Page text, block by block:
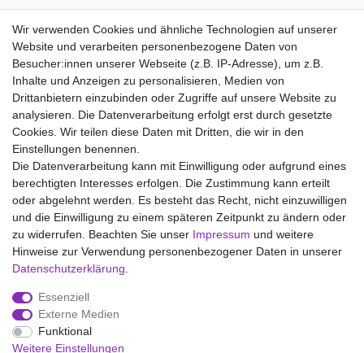
Material:
90% Modal
10% Elastan
Wir liefern mit DHL (auch Samstags)
Kostenloser Versand
14 Tage Rückgaberecht
Impressum Daten­schutz­erklärung AGB
Widerrufs­recht
Wir verwenden Cookies und ähnliche Technologien auf unserer
Website und verarbeiten personenbezogene Daten von
Besucher:innen unserer Webseite (z.B. IP-Adresse), um z.B.
Inhalte und Anzeigen zu personalisieren, Medien von
Drittanbietern einzubinden oder Zugriffe auf unsere Website zu
analysieren. Die Datenverarbeitung erfolgt erst durch gesetzte
Cookies. Wir teilen diese Daten mit Dritten, die wir in den
Einstellungen benennen.
Die Datenverarbeitung kann mit Einwilligung oder aufgrund eines
berechtigten Interesses erfolgen. Die Zustimmung kann erteilt
oder abgelehnt werden. Es besteht das Recht, nicht einzuwilligen
und die Einwilligung zu einem späteren Zeitpunkt zu ändern oder
zu widerrufen. Beachten Sie unser Impressum und weitere
Hinweise zur Verwendung personenbezogener Daten in unserer
Daten­schutz­erklärung
Essenziell
Externe Medien
Funktional
Weitere Einstellungen